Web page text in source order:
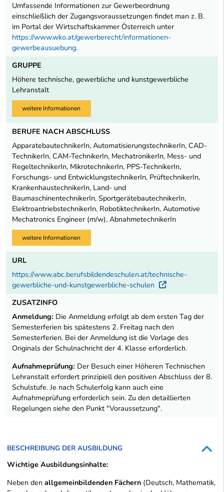
Umfassende Informationen zur Gewerbeordnung
einschließlich der Zugangsvoraussetzungen findet man z. B.
im Portal der Wirtschaftskammer Österreich unter
https://www.wko.at/gewerberecht/informationen-
gewerbeausuebung.
GRUPPE
Höhere technische, gewerbliche und kunstgewerbliche
Lehranstalt
weitere Informationen
BERUFE NACH ABSCHLUSS
ApparatebautechnikerIn, AutomatisierungstechnikerIn, CAD-
TechnikerIn, CAM-TechnikerIn, MechatronikerIn, Mess- und
RegeltechnikerIn, MikrotechnikerIn, PPS-TechnikerIn,
Forschungs- und EntwicklungstechnikerIn, PrüftechnikerIn,
KrankenhaustechnikerIn, Land- und
BaumaschinentechnikerIn, SportgerätebautechnikerIn,
ElektroantriebstechnikerIn, RobotiktechnikerIn, Automotive
Mechatronics Engineer (m/w), AbnahmetechnikerIn
weitere Informationen
URL
https://www.abc.berufsbildendeschulen.at/technische-
gewerbliche-und-kunstgewerbliche-schulen
Externer
ZUSATZINFO
Anmeldung: Die Anmeldung erfolgt ab dem ersten Tag der
Semesterferien bis spätestens 2. Freitag nach den
Semesterferien. Bei der Anmeldung ist die Vorlage des
Originals der Schulnachricht der 4. Klasse erforderlich.
Aufnahmeprüfung: Der Besuch einer Höheren Technischen
Lehranstalt erfordert prinzipiell den positiven Abschluss der 8.
Schulstufe. Je nach Schulerfolg kann auch eine
Aufnahmeprüfung erforderlich sein. Zu den detaillierten
Regelungen siehe den Punkt "Voraussetzung".
BESCHREIBUNG DER AUSBILDUNG
Wichtige Ausbildungsinhalte:
Neben den allgemeinbildenden Fächern (Deutsch, Mathematik,